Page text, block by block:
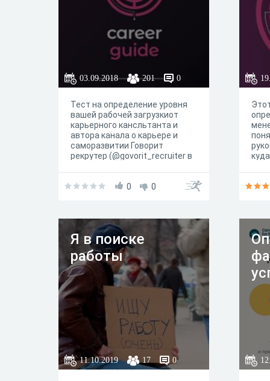
03.09.2018 201 0
Тест на определение уровня
вашей рабочей загрузкиот
карьерного кансльтанта и
автора канала о карьере и
саморазвитии Говорит
рекрутер (@govorit_recruiter в
0
0
Я в поиске
работы
11.10.2019 17 0